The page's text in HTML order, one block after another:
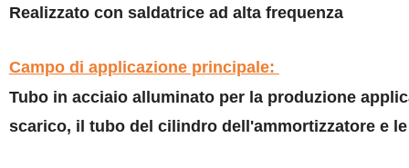
Realizzato con saldatrice ad alta frequenza
Campo di applicazione principale:
Tubo in acciaio alluminato per la produzione
scarico, il tubo del cilindro dell'ammortizzatore e